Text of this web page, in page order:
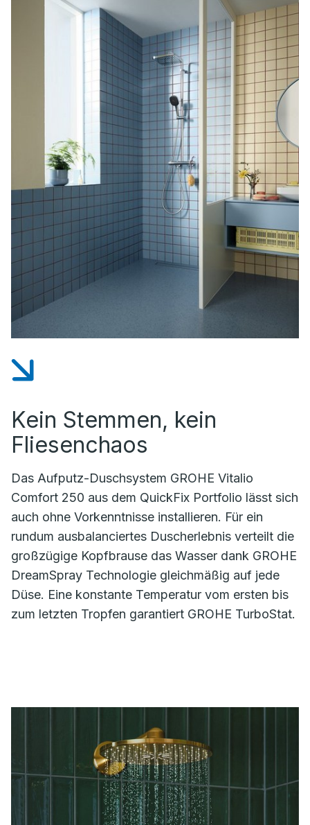
Kein Stemmen, kein
Fliesenchaos
Das Aufputz-Duschsystem GROHE Vitalio
Comfort 250 aus dem QuickFix Portfolio lässt sich
auch ohne Vorkenntnisse installieren. Für ein
rundum ausbalanciertes Duscherlebnis verteilt die
großzügige Kopfbrause das Wasser dank GROHE
DreamSpray Technologie gleichmäßig auf jede
Düse. Eine konstante Temperatur vom ersten bis
zum letzten Tropfen garantiert GROHE TurboStat.